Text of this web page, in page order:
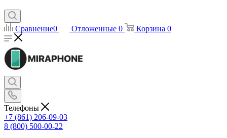
Сравнение0 Отложенные 0 Корзина 0
Телефоны
+7 (861) 206-09-03
8 (800) 500-00-22